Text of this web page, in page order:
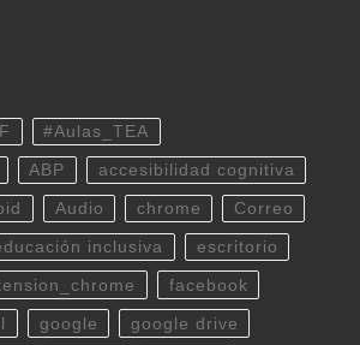
#Aulas_TEA
ABP accesibilidad cognitiva
Audio chrome Correo
inclusiva escritorio
facebook
google google drive